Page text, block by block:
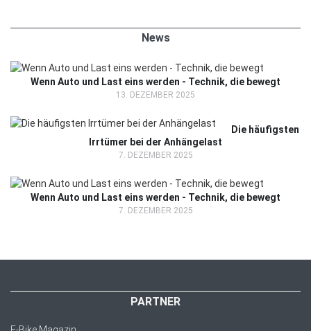
News
Wenn Auto und Last eins werden - Technik, die bewegt
13. DEZEMBER 2025
Die häufigsten
Irrtümer bei der Anhängelast
7. DEZEMBER 2025
Wenn Auto und Last eins werden - Technik, die bewegt
7. DEZEMBER 2025
PARTNER